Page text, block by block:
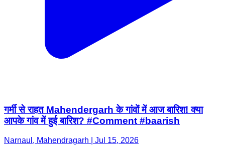
गर्मी से राहत Mahendergarh के गांवों में आज बारिश! क्या
आपके गांव में हुई बारिश? #Comment #baarish
Narnaul, Mahendragarh | Jul 15, 2026